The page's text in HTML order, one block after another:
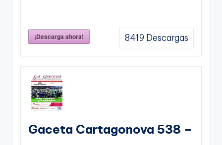
¡Descarga ahora! 8419 Descargas
Gaceta Cartagonova 538 –